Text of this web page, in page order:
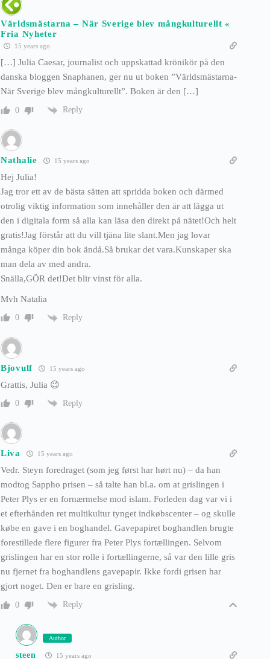
Världsmästarna – När Sverige blev mångkulturellt «
Fria Nyheter
15 years ago
[…] Julia Caesar, journalist och uppskattad krönikör på den
danska bloggen Snaphanen, ger nu ut boken ”Världsmästarna-
När Sverige blev mångkulturellt”. Boken är den […]
0 Reply
Nathalie 15 years ago
Hej Julia!
Jag tror ett av de bästa sätten att spridda boken och därmed
otrolig viktig information som innehåller den är att lägga ut
den i digitala form så alla kan läsa den direkt på nätet!Och helt
gratis!Jag förstår att du vill tjäna lite slant.Men jag lovar
många köper din bok ändå.Så brukar det vara.Kunskaper ska
man dela av med andra.
Snälla,GÖR det!Det blir vinst för alla.
Mvh Natalia
0 Reply
Bjovulf 15 years ago
Grattis, Julia 😉
0 Reply
Liva 15 years ago
Vedr. Steyn foredraget (som jeg først har hørt nu) – da han
modtog Sappho prisen – så talte han bl.a. om at grislingen i
Peter Plys er en fornærmelse mod islam. Forleden dag var vi i
et efterhånden ret multikultur tynget indkøbscenter – og skulle
købe en gave i en boghandel. Gavepapiret boghandlen brugte
forestillede flere figurer fra Peter Plys fortællingen. Selvom
grislingen har en stor rolle i fortællingerne, så var den lille gris
nu fjernet fra boghandlens gavepapir. Ikke fordi grisen har
gjort noget. Den er bare en grisling.
0 Reply
Author
steen 15 years ago